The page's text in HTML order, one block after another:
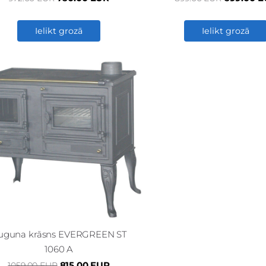
Ielikt grozā Ielikt grozā
krāsns EVERGREEN ST
1060 A